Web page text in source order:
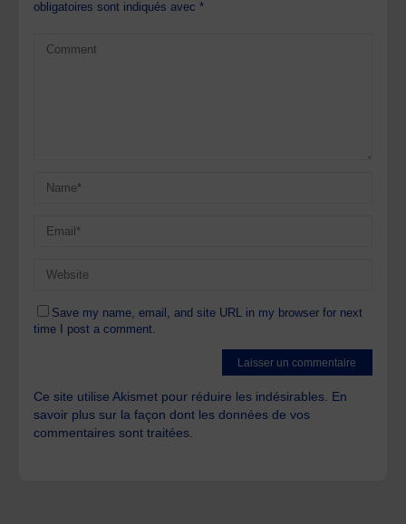
obligatoires sont indiqués avec*
Save my name, email, and site URL in my browser for next
time I post a comment.
Ce site utilise Akismet pour réduire les indésirables. En
savoir plus sur la façon dont les données de vos
commentaires sont traitées